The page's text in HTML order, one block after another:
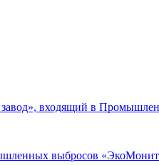
входящий в
выбросов